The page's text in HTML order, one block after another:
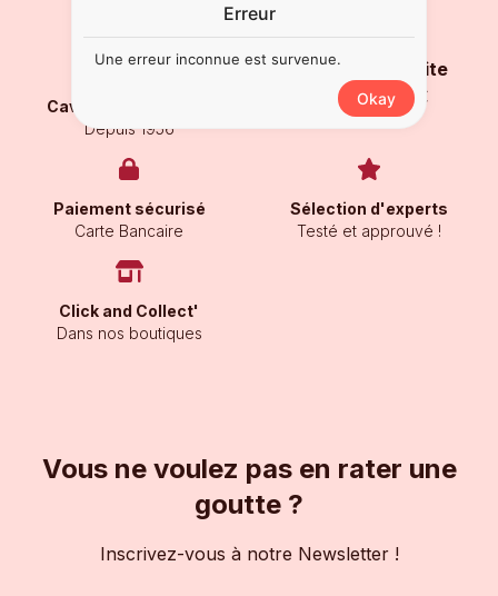
Caviste de proximité
Depuis 1956
Livraison gratuite
À partir de 250€
Paiement sécurisé
Carte Bancaire
Sélection d'experts
Testé et approuvé !
Click and Collect'
Dans nos boutiques
Vous ne voulez pas en rater une
goutte ?
Inscrivez-vous à notre Newsletter !
Erreur
Une erreur inconnue est survenue.
Okay